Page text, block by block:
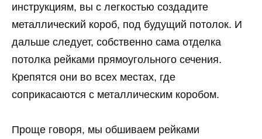
инструкциям, вы с легкостью создадите
металлический короб, под будущий потолок. И
дальше следует, собственно сама отделка
потолка рейками прямоугольного сечения.
Крепятся они во всех местах, где
соприкасаются с металлическим коробом.
Проще говоря, мы обшиваем рейками